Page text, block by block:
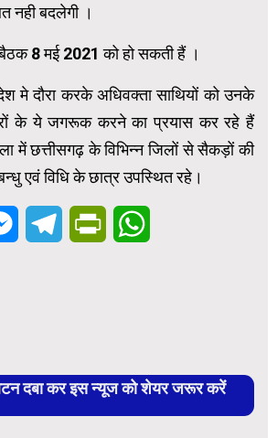
नही बदलेगी ।
8 मई 2021 को हो सकती हैं ।
मे दौरा करके अधिवक्ता साथियों को उनके
के ये जगरूक करने का प्रयास कर रहे हैं
में छत्तीसगढ़ के विभिन्न जिलों से सैकड़ों की
एवं विधि के छात्र उपस्थित रहे।
MessengerTelegramPrintFriendly
दबा कर इस न्यूज को शेयर जरूर करें